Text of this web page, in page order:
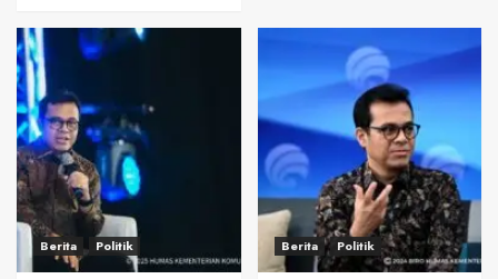
Berita Politik Berita Politik